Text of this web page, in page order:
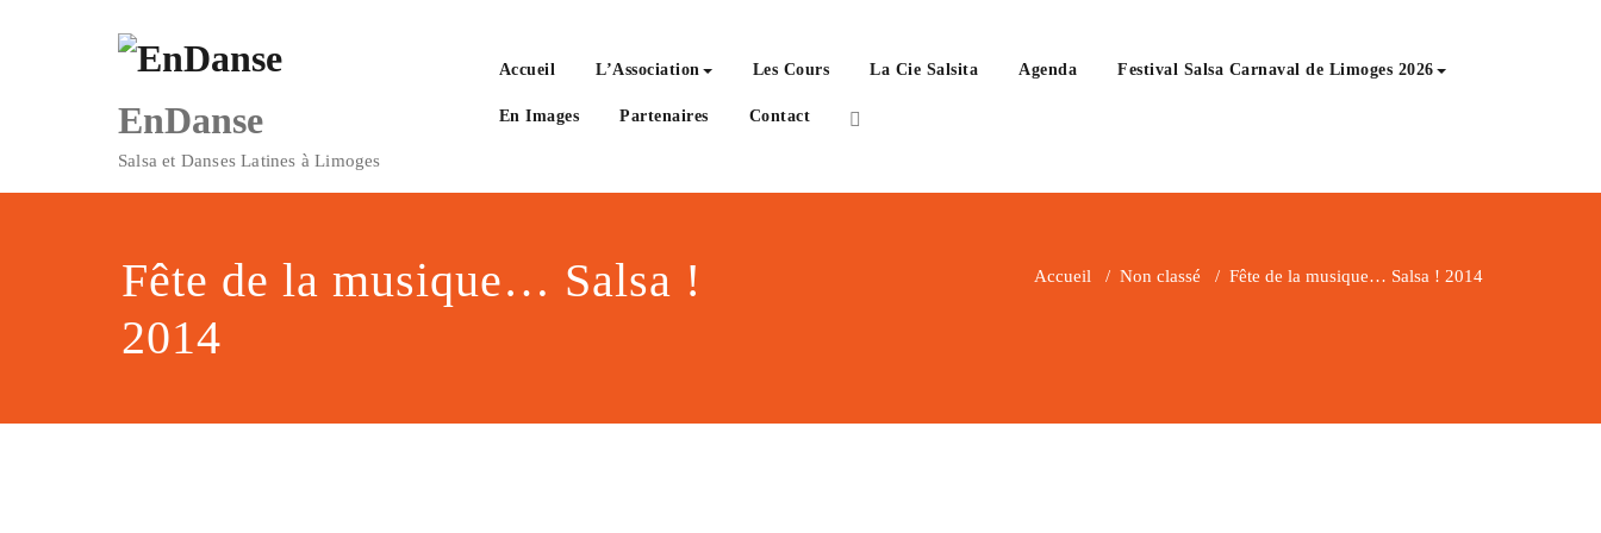
EnDanse
Salsa et Danses Latines à Limoges
Accueil L’Association Les Cours La Cie Salsita Agenda Festival Salsa Carnaval de Limoges 2026
En Images Partenaires Contact
Fête de la musique… Salsa !
2014
Accueil / Non classé / Fête de la musique… Salsa ! 2014